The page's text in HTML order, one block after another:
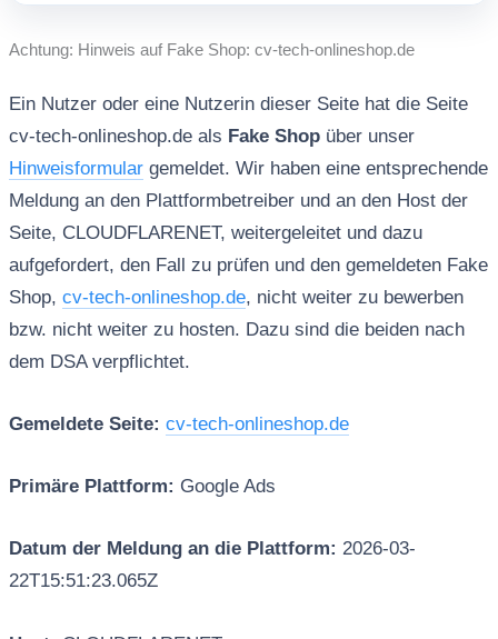
Achtung: Hinweis auf Fake Shop: cv-tech-onlineshop.de
Ein Nutzer oder eine Nutzerin dieser Seite hat die Seite
cv-tech-onlineshop.de als Fake Shopüber unser
Hinweisformulargemeldet. Wir haben eine entsprechende
Meldung an den Plattformbetreiber und an den Host der
Seite, CLOUDFLARENET, weitergeleitet und dazu
aufgefordert, den Fall zu prüfen und den gemeldeten Fake
Shop, cv-tech-onlineshop.de, nicht weiter zu bewerben
bzw. nicht weiter zu hosten. Dazu sind die beiden nach
dem DSA verpflichtet.
Gemeldete Seite: cv-tech-onlineshop.de
Primäre Plattform: Google Ads
Datum der Meldung an die Plattform: 2026-03-
22T15:51:23.065Z